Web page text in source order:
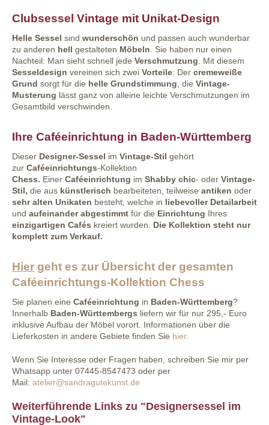
Clubsessel Vintage mit Unikat-Design
Helle Sessel sind wunderschön und passen auch wunderbar
zu anderen hell gestalteten Möbeln . Sie haben nur einen
Nachteil: Man sieht schnell jede Verschmutzung . Mit diesem
Sesseldesign vereinen sich zwei Vorteile: Der cremeweiße
Grund sorgt für die helle Grundstimmung , die Vintage-
Musterung lässt ganz von alleine leichte Verschmutzungen im
Gesamtbild verschwinden.
Ihre Caféeinrichtung in Baden-Württemberg
Dieser Designer-Sessel im Vintage-Stil gehört
zur Caféeinrichtungs-Kollektion
Chess. Einer Caféeinrichtung im Shabby chic- oder Vintage-
Stil, die aus künstlerisch bearbeiteten, teilweise antiken oder
sehr alten Unikaten besteht, welche in liebevoller Detailarbeit
und aufeinander abgestimmt für die Einrichtung Ihres
einzigartigen Cafés kreiert wurden. Die Kollektion steht nur
komplett zum Verkauf.
Hier geht es zur Übersicht der gesamten
Caféeinrichtungs-Kollektion Chess
Sie planen eine Caféeinrichtung in Baden-Württemberg?
Innerhalb Baden-Württembergs liefern wir für nur 295,- Euro
inklusive Aufbau der Möbel vorort. Informationen über die
Lieferkosten in andere Gebiete finden Sie hier.
Wenn Sie Interesse oder Fragen haben, schreiben Sie mir per
Whatsapp unter 07445-8547473 oder per
Mail: atelier@sandragutekunst.de
Weiterführende Links zu "Designersessel im
Vintage-Look"